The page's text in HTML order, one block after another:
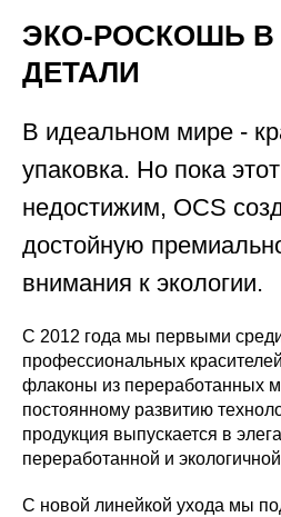
ЭКО-РОСКОШЬ
ДЕТАЛИ
В идеальном мире -
упаковка. Но пока
недостижим, OCS
достойную
внимания к экологии.
С 2012 года мы первыми
профессиональных
флаконы из переработанных
постоянному развитию
продукция выпускается в
переработанной и
С новой линейкой ухода мы